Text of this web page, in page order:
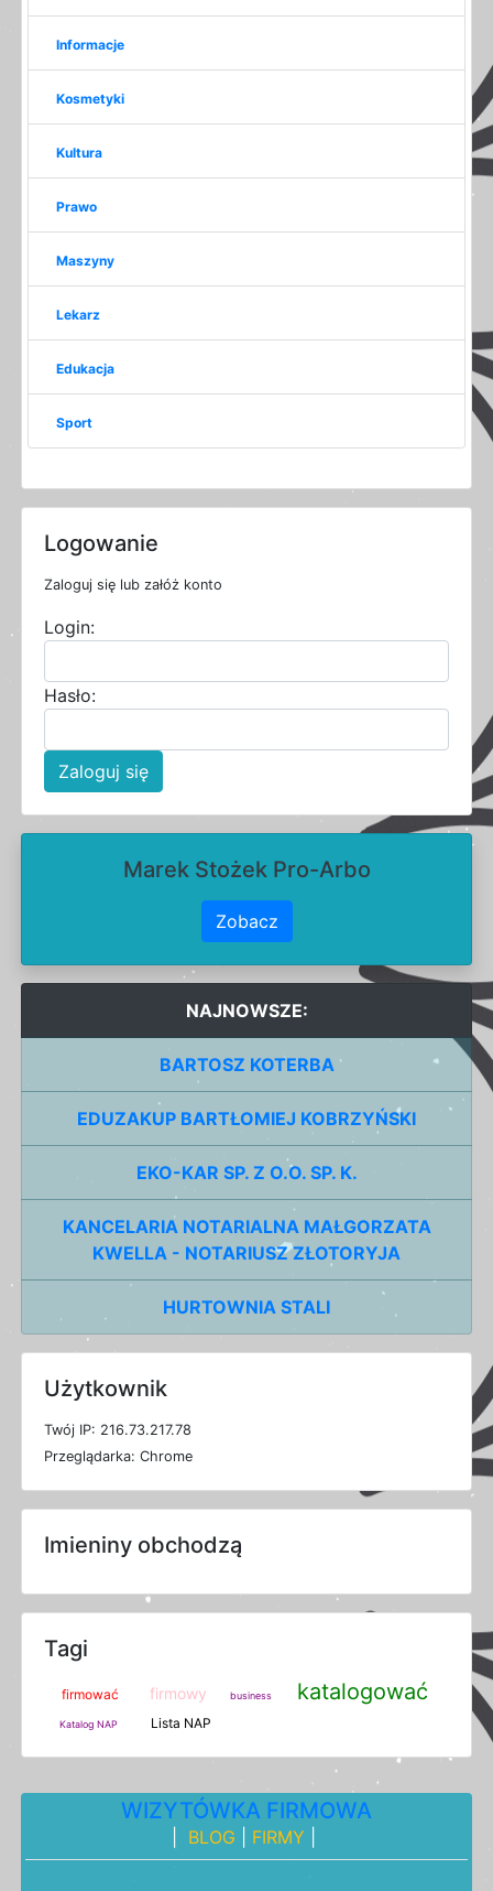
Informacje
Kosmetyki
Kultura
Prawo
Maszyny
Lekarz
Edukacja
Sport
Logowanie
Zaloguj się lub załóż konto
Login:
Hasło:
Zaloguj się
Marek Stożek Pro-Arbo
Zobacz
NAJNOWSZE:
BARTOSZ KOTERBA
EDUZAKUP BARTŁOMIEJ KOBRZYŃSKI
EKO-KAR SP. Z O.O. SP. K.
KANCELARIA NOTARIALNA MAŁGORZATA
KWELLA - NOTARIUSZ ZŁOTORYJA
HURTOWNIA STALI
Użytkownik
Twój IP: 216.73.217.78
Przeglądarka: Chrome
Imieniny obchodzą
Tagi
firmować firmowy business katalogować
Katalog NAP Lista NAP
WIZYTÓWKA FIRMOWA
BLOG FIRMY